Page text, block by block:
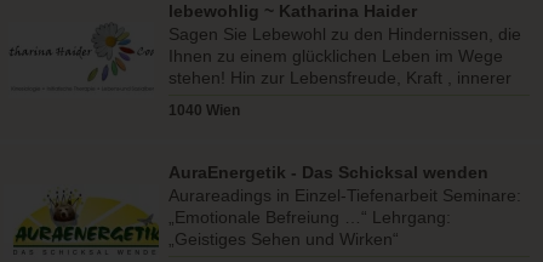
lebewohlig ~ Katharina Haider
Sagen Sie Lebewohl zu den Hindernissen, die
Ihnen zu einem glücklichen Leben im Wege
stehen! Hin zur Lebensfreude, Kraft , innerer
1040 Wien
AuraEnergetik - Das Schicksal wenden
Aurareadings in Einzel-Tiefenarbeit Seminare:
„Emotionale Befreiung …“ Lehrgang:
„Geistiges Sehen und Wirken“